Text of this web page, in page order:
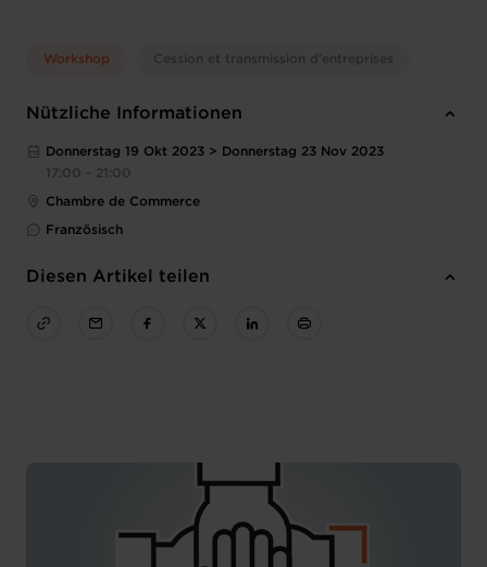
Workshop Cession et transmission d’entreprises
Nützliche Informationen
Donnerstag 19 Okt 2023 > Donnerstag 23 Nov 2023
17:00 - 21:00
Chambre de Commerce
Französisch
Diesen Artikel teilen